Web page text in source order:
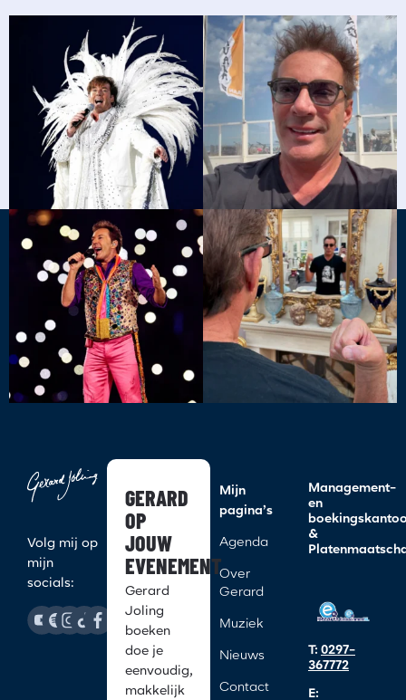
Volg mij op
mijn
socials:
Mijn
pagina’s
Agenda
Over
Gerard
Muziek
Nieuws
Contact
Management-
en
&
T: 0297-
367772
E:
GERARD
OP
JOUW
EVENEMENT
Gerard
Joling
boeken
doe je
eenvoudig,
makkelijk